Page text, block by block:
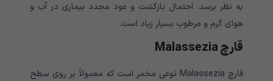
به نظر برسد. احتمال بازگشت و عود مجدد بیماری در آب و
هوای گرم و مرطوب بسیار زیاد است.
قارچ Malassezia
قارچ Malassezia نوعی مخمر است که معمولاً بر روی سطح